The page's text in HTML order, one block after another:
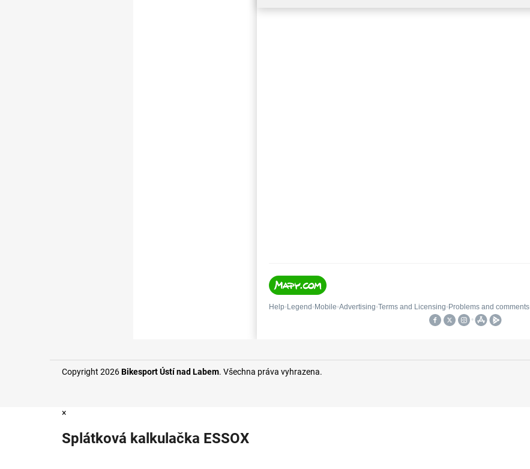
Copyright 2026Bikesport Ústí nad Labem. Všechna práva vyhrazena.
×
Splátková kalkulačka ESSOX